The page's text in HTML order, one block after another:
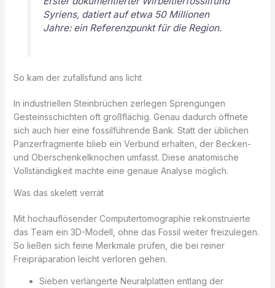
Syriens, datiert auf etwa 50 Millionen
Jahre: ein Referenzpunkt für die Region.
So kam der zufallsfund ans licht
In industriellen Steinbrüchen zerlegen Sprengungen
Gesteinsschichten oft großflächig. Genau dadurch öffnete
sich auch hier eine fossilführende Bank. Statt der üblichen
Panzerfragmente blieb ein Verbund erhalten, der Becken-
und Oberschenkelknochen umfasst. Diese anatomische
Vollständigkeit machte eine genaue Analyse möglich.
Was das skelett verrät
Mit hochauflösender Computertomographie rekonstruierte
das Team ein 3D-Modell, ohne das Fossil weiter freizulegen.
So ließen sich feine Merkmale prüfen, die bei reiner
Freipräparation leicht verloren gehen.
Sieben verlängerte Neuralplatten entlang der